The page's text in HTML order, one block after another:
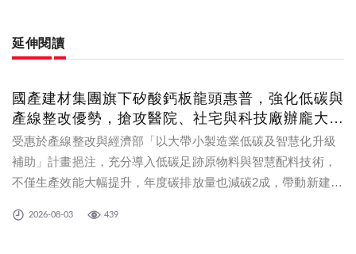
延伸閱讀
國產建材集團旗下矽酸鈣板龍頭惠普，強化低碳與
產線整改優勢，搶攻醫院、社宅與科技廠辦龐大商
機
受惠於產線整改與經濟部「以大帶小製造業低碳及智慧化升級
補助」計畫挹注，充分導入低碳足跡原物料與智慧配料技術，
不僅生產效能大幅提升，年度碳排放量也減碳2成，帶動新建工
院等大型建設專案。
2026-08-03 439